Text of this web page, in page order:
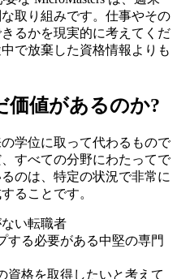
取り組みです。仕事やその
るかを現実的に考えてくだ
で放棄した資格情報よりも
価値があるのか​​?
学位に取って代わるもので
すべての分野にわたってで
のは、特定の状況で非常に
ることです。
い転職者
する必要がある中堅の専門
資格を取得したいと考えて